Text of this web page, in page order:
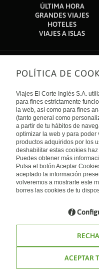
ÚLTIMA HORA
GRANDES VIAJES
HOTELES
VIAJES A ISLAS
Sobre nosotros
Quiénes somos
Financiación
Sostenibilidad
Turismo accesible
Tarjeta El Corte Inglés
Trabaja con nosotros
El Corte Inglés
Canal Ético
Enlaces de
Guías de viaje
Catálogos
Auto check-in
Condiciones Generales
Política de privacidad
Política de cookies
Accesibilidad
Empresas/ Grupos
Internacional
España
Visita nuestro blog
Blog de Viajes el Corte
POLÍTICA DE
Viajes El Corte Inglés S.A.
para fines estrictamente
la web, así como para fines
(tanto general como
a partir de tu hábitos de
optimizar la web y para
productos adquiridos por los
deshabilitar estas cookies
Puedes obtener más
Pulsa el botón Aceptar
aceptado la información
volveremos a mostrarte este
borres las cookies de tu
ACEPTAR